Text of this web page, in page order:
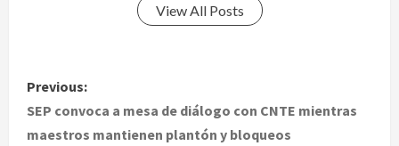
View All Posts
P
o
Previous:
SEP convoca a mesa de diálogo con CNTE mientras
maestros mantienen plantón y bloqueos